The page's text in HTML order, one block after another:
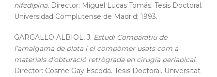
nifedipina. Director: Miguel Lucas Tomás. Tesis Doctoral.
Universidad Complutense de Madrid; 1993.
GARGALLO ALBIOL, J. Estudi Comparatiu de
l’amalgama de plata i el compòmer usats com a
materials d’obturació retrògrada en cirugía periapical.
Director: Cosme Gay Escoda. Tesis Doctoral. Universitat